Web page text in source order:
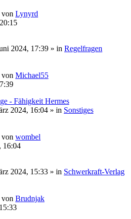
von Lynyrd
2024, 17:39 » in Regelfragen
von Michael55
- Fähigkeit Hermes
2024, 16:04 » in Sonstiges
von wombel
16:04
2024, 15:33 » in Schwerkraft-Verlag
von Brudnjak